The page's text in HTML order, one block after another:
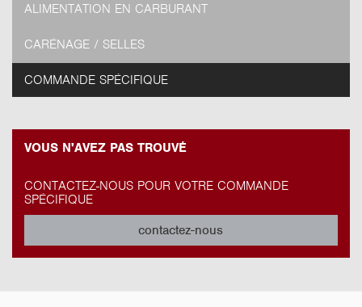
ALIMENTATION EN CARBURANT
CARÉNAGE / SELLES
COMMANDE SPÉCIFIQUE
VOUS N'AVEZ PAS TROUVÉ
CONTACTEZ-NOUS POUR VOTRE COMMANDE
SPÉCIFIQUE
contactez-nous